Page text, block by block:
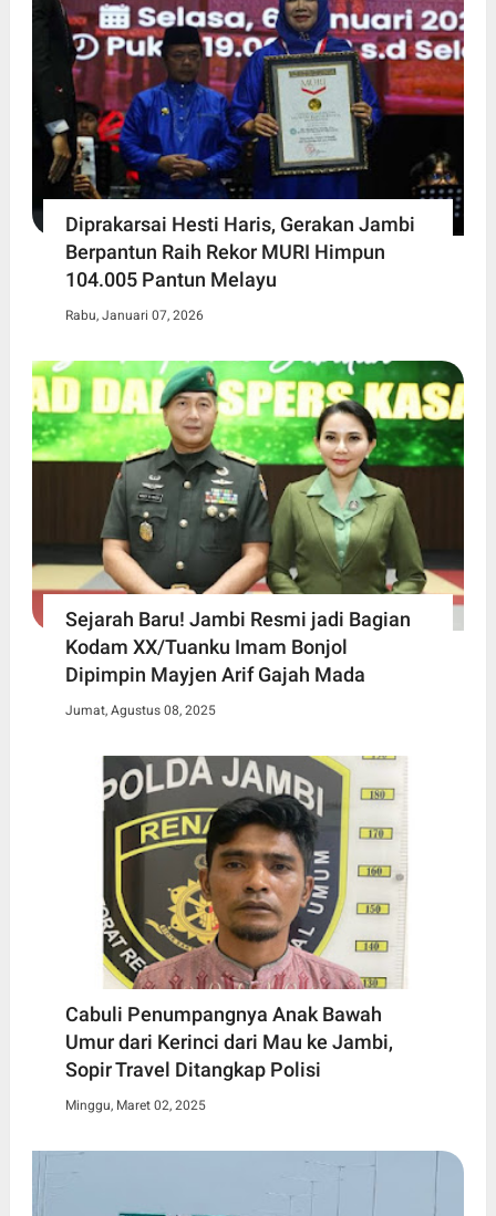
Diprakarsai Hesti Haris, Gerakan Jambi
Berpantun Raih Rekor MURI Himpun
104.005 Pantun Melayu
Rabu, Januari 07, 2026
Sejarah Baru! Jambi Resmi jadi Bagian
Kodam XX/Tuanku Imam Bonjol
Dipimpin Mayjen Arif Gajah Mada
Jumat, Agustus 08, 2025
Cabuli Penumpangnya Anak Bawah
Umur dari Kerinci dari Mau ke Jambi,
Sopir Travel Ditangkap Polisi
Minggu, Maret 02, 2025